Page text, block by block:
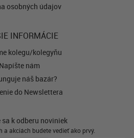
osobných údajov
INFORMÁCIE
kolegu/kolegyňu
Napíšte nám
náš bazár?
do Newslettera
k odberu noviniek
a akciách budete vedieť ako prvý.